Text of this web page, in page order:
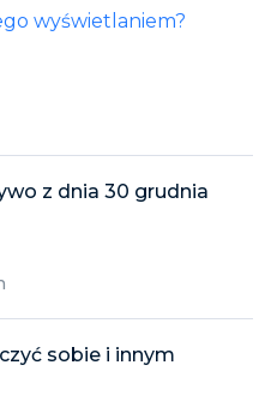
wyświetlaniem?
z dnia 30 grudnia
sobie i innym